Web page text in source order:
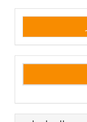
إنشاء
طلب
نشر